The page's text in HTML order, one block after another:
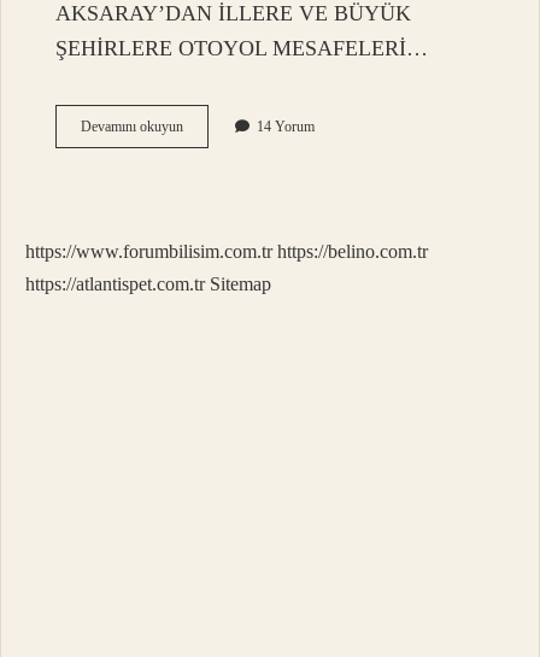
AKSARAY’DAN İLLERE VE BÜYÜK
ŞEHİRLERE OTOYOL MESAFELERİ…
Devamını okuyunNevşehir
Aksaray
14 Yorum
https://www.forumbilisim.com.tr https://belino.com.tr
https://atlantispet.com.tr Sitemap